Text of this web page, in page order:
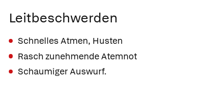
Leitbeschwerden
Schnelles Atmen, Husten
Rasch zunehmende Atemnot
Schaumiger Auswurf.